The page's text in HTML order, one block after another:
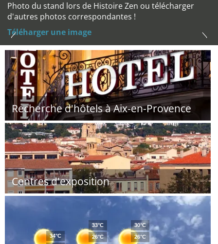
Photo du stand lors de Histoire Zen ou télécharger
d'autres photos correspondantes !
Téléharger une image
Recherche d'hôtels à Aix-en-Provence
Centres d'exposition
34°C
33°C
26°C
30°C
26°C